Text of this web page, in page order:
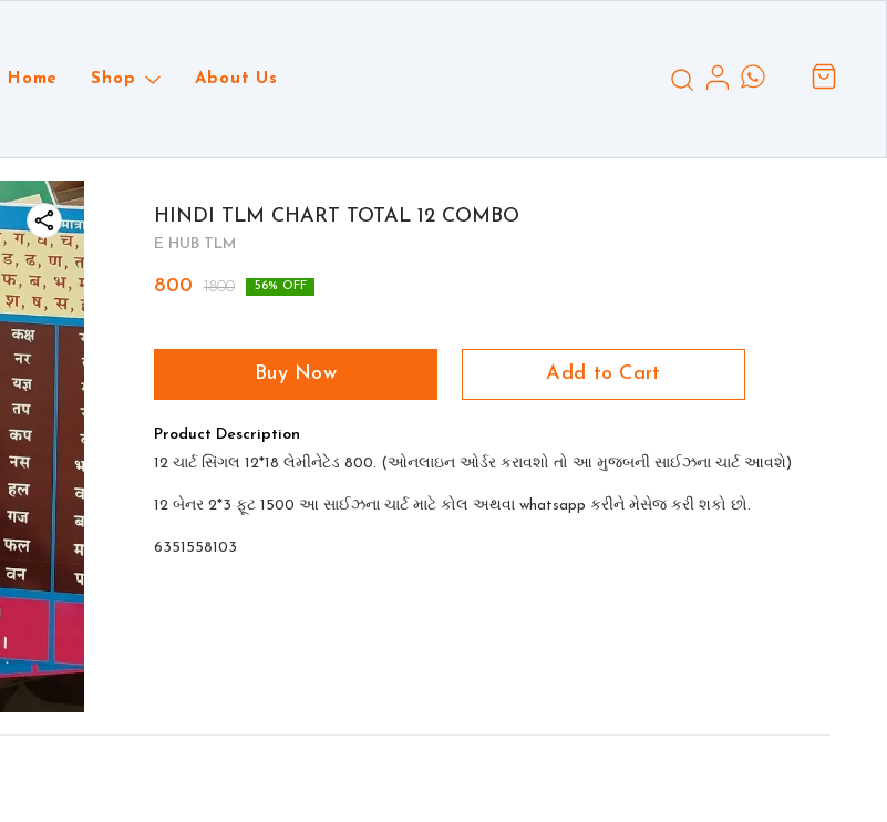
Home Shop About Us
HINDI TLM CHART TOTAL 12 COMBO
E HUB TLM
800 1800 56% OFF
Buy Now Add to Cart
Product Description
12 ચાર્ટ સિંગલ 12*18 લેમીનેટેડ 800. (ઓનલાઇન ઓર્ડર કરાવશો તો આ મુજબની સાઈઝના ચાર્ટ આવશે)
12 બેનર 2*3 ફૂટ 1500 આ સાઈઝના ચાર્ટ માટે કોલ અથવા whatsapp કરીને મેસેજ કરી શકો છો.
6351558103